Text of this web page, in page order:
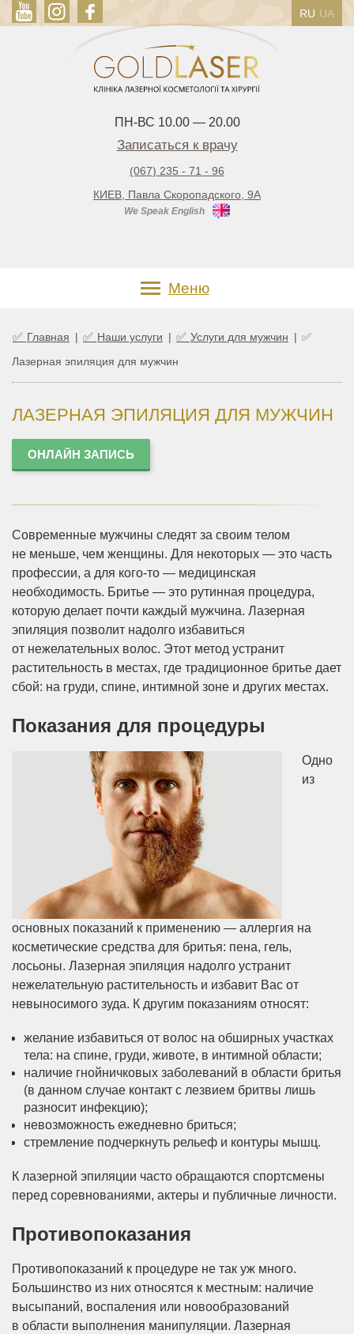
RU UA
ПН-ВС 10.00 — 20.00
Записаться к врачу
(067) 235 - 71 - 96
КИЕВ, Павла Скоропадского, 9А
We Speak English
Меню
✅ Главная | ✅ Наши услуги | ✅ Услуги для мужчин | ✅
Лазерная эпиляция для мужчин
ЛАЗЕРНАЯ ЭПИЛЯЦИЯ ДЛЯ МУЖЧИН
ОНЛАЙН ЗАПИСЬ
Современные мужчины следят за своим телом
не меньше, чем женщины. Для некоторых — это часть
профессии, а для кого-то — медицинская
необходимость. Бритье — это рутинная процедура,
которую делает почти каждый мужчина. Лазерная
эпиляция позволит надолго избавиться
от нежелательных волос. Этот метод устранит
растительность в местах, где традиционное бритье дает
сбой: на груди, спине, интимной зоне и других местах.
Показания для процедуры
Одно
из
основных показаний к применению — аллергия на
косметические средства для бритья: пена, гель,
лосьоны. Лазерная эпиляция надолго устранит
нежелательную растительность и избавит Вас от
невыносимого зуда. К другим показаниям относят:
желание избавиться от волос на обширных участках
тела: на спине, груди, животе, в интимной области;
наличие гнойничковых заболеваний в области бритья
(в данном случае контакт с лезвием бритвы лишь
разносит инфекцию);
невозможность ежедневно бриться;
стремление подчеркнуть рельеф и контуры мышц.
К лазерной эпиляции часто обращаются спортсмены
перед соревнованиями, актеры и публичные личности.
Противопоказания
Противопоказаний к процедуре не так уж много.
Большинство из них относятся к местным: наличие
высыпаний, воспаления или новообразований
в области выполнения манипуляции. Лазерная